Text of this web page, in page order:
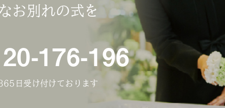
お別れの式を
176-196
日受け付けております